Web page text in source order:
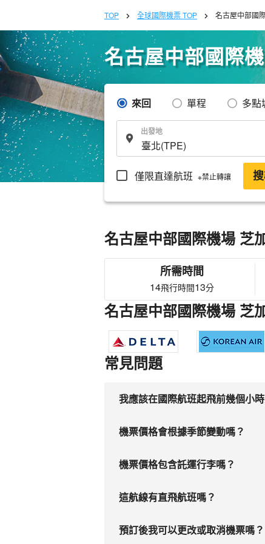
TOP 全球國際機票 TOP 名古屋中部國
名古屋中部國際
來回 單程 多點
出發地
僅限直達航班 ※禁止轉讓
名古屋中部國際機場 芝
所需時間
14飛行時間13分
名古屋中部國際機場 芝
常見問題
我應該在國際航班起飛前幾個小
機票價格會根據季節變動嗎？
機票價格包含託運行李嗎？
這航線有直飛航班嗎？
預訂後我可以更改或取消機票嗎？